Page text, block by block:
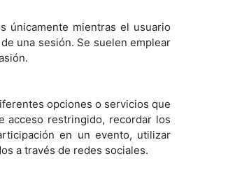
únicamente mientras el usuario
una sesión. Se suelen emplear
opciones o servicios que
acceso restringido, recordar los
en un evento, utilizar
a través de redes sociales.